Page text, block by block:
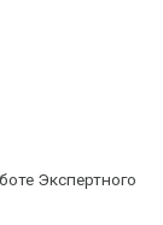
Экспертного